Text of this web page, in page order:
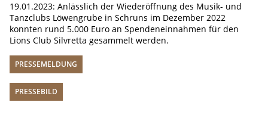
19.01.2023: Anlässlich der Wiederöffnung des Musik- und
Tanzclubs Löwengrube in Schruns im Dezember 2022
konnten rund 5.000 Euro an Spendeneinnahmen für den
Lions Club Silvretta gesammelt werden.
PRESSEMELDUNG
PRESSEBILD